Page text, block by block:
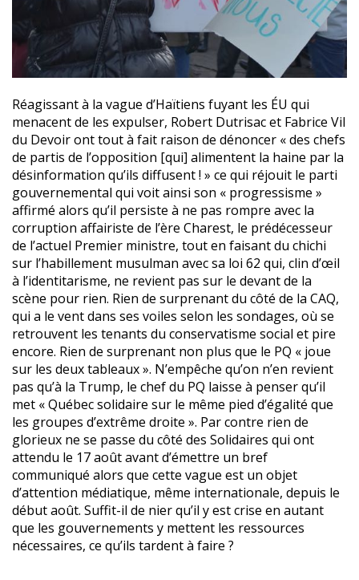
Réagissant à la vague d’Haïtiens fuyant les ÉU qui
menacent de les expulser, Robert Dutrisac et Fabrice Vil
du Devoir ont tout à fait raison de dénoncer « des chefs
de partis de l’opposition [qui] alimentent la haine par la
désinformation qu’ils diffusent ! » ce qui réjouit le parti
gouvernemental qui voit ainsi son « progressisme »
affirmé alors qu’il persiste à ne pas rompre avec la
corruption affairiste de l’ère Charest, le prédécesseur
de l’actuel Premier ministre, tout en faisant du chichi
sur l’habillement musulman avec sa loi 62 qui, clin d’œil
à l’identitarisme, ne revient pas sur le devant de la
scène pour rien. Rien de surprenant du côté de la CAQ,
qui a le vent dans ses voiles selon les sondages, où se
retrouvent les tenants du conservatisme social et pire
encore. Rien de surprenant non plus que le PQ « joue
sur les deux tableaux ». N’empêche qu’on n’en revient
pas qu’à la Trump, le chef du PQ laisse à penser qu’il
met « Québec solidaire sur le même pied d’égalité que
les groupes d’extrême droite ». Par contre rien de
glorieux ne se passe du côté des Solidaires qui ont
attendu le 17 août avant d’émettre un bref
communiqué alors que cette vague est un objet
d’attention médiatique, même internationale, depuis le
début août. Suffit-il de nier qu’il y est crise en autant
que les gouvernements y mettent les ressources
nécessaires, ce qu’ils tardent à faire ?